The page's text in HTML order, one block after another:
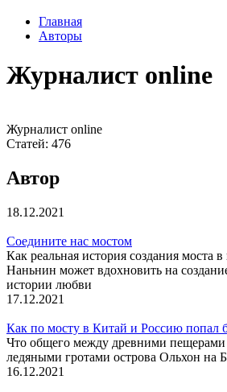
Главная
Авторы
Журналист online
Журналист online
Статей: 476
Автор
18.12.2021
Соедините нас мостом
Как реальная история создания моста
Наньнин может вдохновить на
истории любви
17.12.2021
Как по мосту в Китай и Россию попал
Что общего между древними пещерами
ледяными гротами острова Ольхон на
16.12.2021